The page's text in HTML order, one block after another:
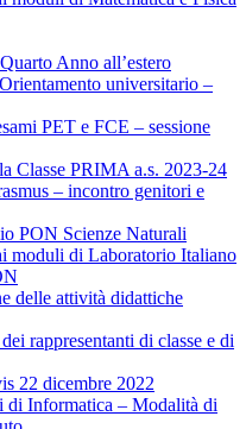
Anno all’estero
universitario –
PET e FCE – sessione
Classe PRIMA a.s. 2023-24
– incontro genitori e
PON Scienze Naturali
moduli di Laboratorio Italiano
delle attività didattiche
rappresentanti di classe e di
22 dicembre 2022
di Informatica – Modalità di